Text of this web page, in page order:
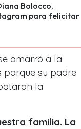
Bolocco,
para felicitar
amarró a la
porque su padre
la
familia. La